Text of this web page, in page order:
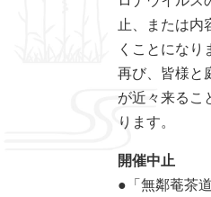
止、または内
くことになり
再び、皆様と
が近々来るこ
ります。
開催中止
●「無鄰菴茶